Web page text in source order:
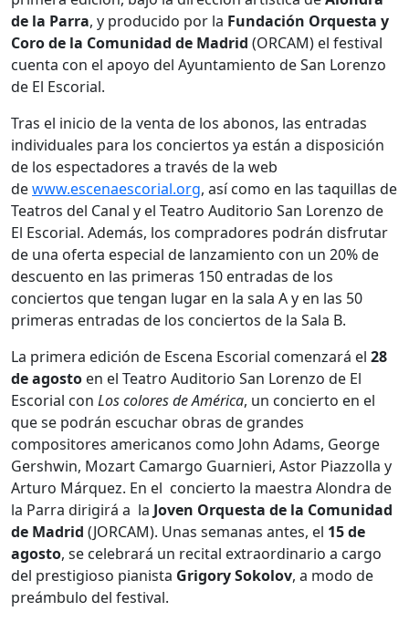
de la Parra, y producido por la Fundación Orquesta y
Coro de la Comunidad de Madrid (ORCAM) el festival
cuenta con el apoyo del Ayuntamiento de San Lorenzo
de El Escorial.
Tras el inicio de la venta de los abonos, las entradas
individuales para los conciertos ya están a disposición
de los espectadores a través de la web
dewww.escenaescorial.org, así como en las taquillas de
Teatros del Canal y el Teatro Auditorio San Lorenzo de
El Escorial. Además, los compradores podrán disfrutar
de una oferta especial de lanzamiento con un 20% de
descuento en las primeras 150 entradas de los
conciertos que tengan lugar en la sala A y en las 50
primeras entradas de los conciertos de la Sala B.
La primera edición de Escena Escorial comenzará el 28
de agosto en el Teatro Auditorio San Lorenzo de El
Escorial con Los colores de América, un concierto en el
que se podrán escuchar obras de grandes
compositores americanos como John Adams, George
Gershwin, Mozart Camargo Guarnieri, Astor Piazzolla y
Arturo Márquez. En el concierto la maestra Alondra de
la Parra dirigirá a la Joven Orquesta de la Comunidad
de Madrid (JORCAM). Unas semanas antes, el 15 de
agosto, se celebrará un recital extraordinario a cargo
del prestigioso pianista Grigory Sokolov, a modo de
preámbulo del festival.